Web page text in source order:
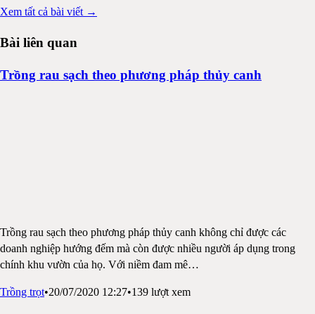
Xem tất cả bài viết →
Bài liên quan
Trồng rau sạch theo phương pháp thủy canh
Trồng rau sạch theo phương pháp thủy canh không chỉ được các
doanh nghiệp hướng đếm mà còn được nhiều người áp dụng trong
chính khu vườn của họ. Với niềm đam mê…
Trồng trọt•20/07/2020 12:27•139 lượt xem